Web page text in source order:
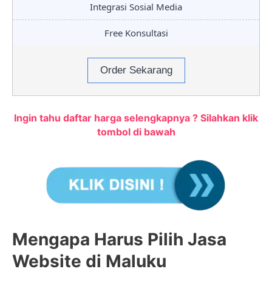
Integrasi Sosial Media
Free Konsultasi
Order Sekarang
Ingin tahu daftar harga selengkapnya ? Silahkan klik
tombol di bawah
Mengapa Harus Pilih Jasa
Website di Maluku